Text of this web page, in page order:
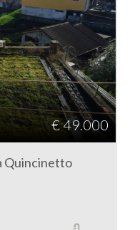
€ 49.000
Quincinetto